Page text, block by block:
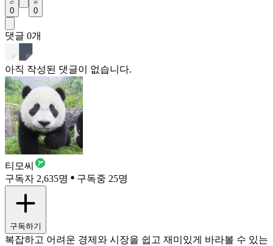
0 0
댓글 0개
아직 작성된 댓글이 없습니다.
티모씨
구독자 2,635명
구독중 25명
구독하기
복잡하고 어려운 경제와 시장을 쉽고 재미있게 바라볼 수 있는